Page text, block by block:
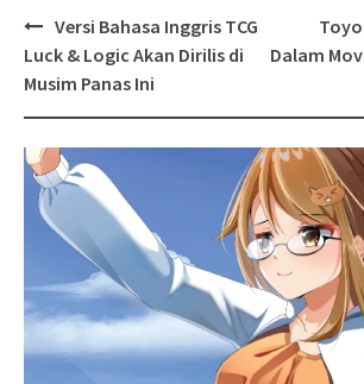
Post
navigation
Versi Bahasa Inggris TCG
Luck & Logic Akan Dirilis di
Musim Panas Ini
Dalam